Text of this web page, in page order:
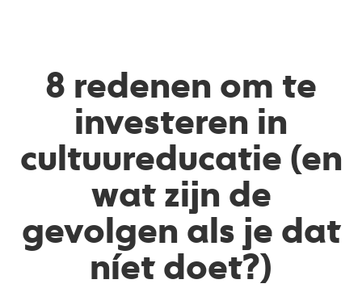
8 redenen om te
investeren in
cultuureducatie (en
wat zijn de
gevolgen als je dat
níet doet?)